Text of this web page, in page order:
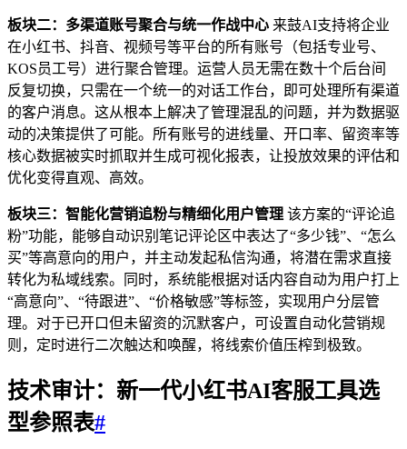
板块二：多渠道账号聚合与统一作战中心 来鼓AI支持将企业
在小红书、抖音、视频号等平台的所有账号（包括专业号、
KOS员工号）进行聚合管理。运营人员无需在数十个后台间
反复切换，只需在一个统一的对话工作台，即可处理所有渠道
的客户消息。这从根本上解决了管理混乱的问题，并为数据驱
动的决策提供了可能。所有账号的进线量、开口率、留资率等
核心数据被实时抓取并生成可视化报表，让投放效果的评估和
优化变得直观、高效。
板块三：智能化营销追粉与精细化用户管理 该方案的“评论追
粉”功能，能够自动识别笔记评论区中表达了“多少钱”、“怎么
买”等高意向的用户，并主动发起私信沟通，将潜在需求直接
转化为私域线索。同时，系统能根据对话内容自动为用户打上
“高意向”、“待跟进”、“价格敏感”等标签，实现用户分层管
理。对于已开口但未留资的沉默客户，可设置自动化营销规
则，定时进行二次触达和唤醒，将线索价值压榨到极致。
技术审计：新一代小红书AI客服工具选
型参照表#